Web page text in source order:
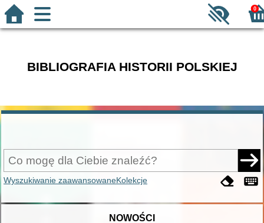
0
BIBLIOGRAFIA HISTORII POLSKIEJ
Wyszukiwanie zaawansowaneKolekcje
NOWOŚCI